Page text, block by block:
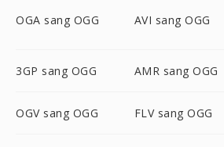
OGA sang OGG AVI sang OGG
3GP sang OGG AMR sang OGG
OGV sang OGG FLV sang OGG